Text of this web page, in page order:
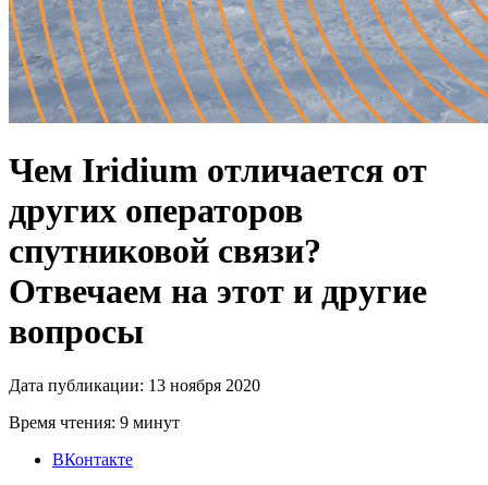
Чем Iridium отличается от
других операторов
спутниковой связи?
Отвечаем на этот и другие
вопросы
Дата публикации: 13 ноября 2020
Время чтения: 9 минут
ВКонтакте